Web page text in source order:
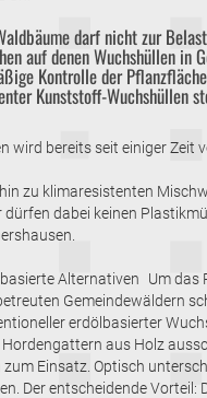
darf nicht zur
auf denen Wuchshüllen in
Kontrolle der
Kunststoff-Wuchshüllen
wird bereits seit einiger
zu klimaresistenten
dabei keinen
Alternativen Um das
Gemeindewäldern
erdölbasierter
Hordengattern aus Holz
Einsatz. Optisch
Der entscheidende Vorteil: